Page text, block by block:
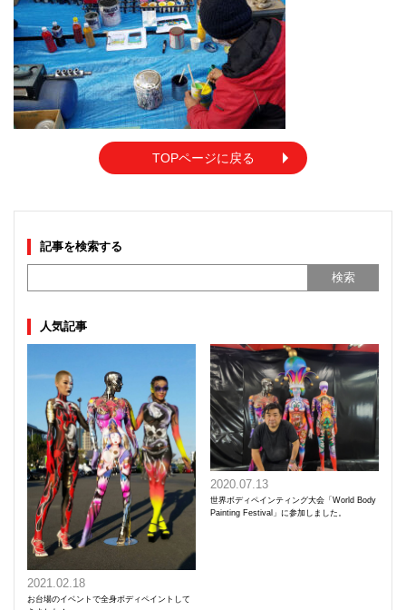
TOPページに戻る
記事を検索する
人気記事
2021.02.18
お台場のイベントで全身ボディペイントして
2020.07.13
世界ボディペインティング大会「World Body
Painting Festival」に参加しました。